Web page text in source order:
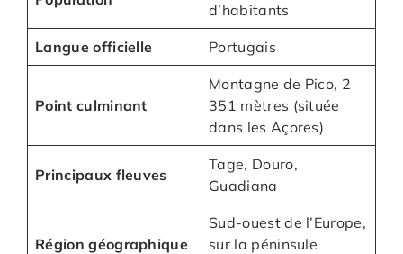
d’habitants
Langue officielle Portugais
Point culminant
Montagne de Pico, 2
351 mètres (située
dans les Açores)
Principaux fleuves
Tage, Douro,
Guadiana
Région géographique
Sud-ouest de l’Europe,
sur la péninsule